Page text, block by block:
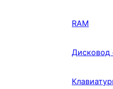
RAM
Дисковод